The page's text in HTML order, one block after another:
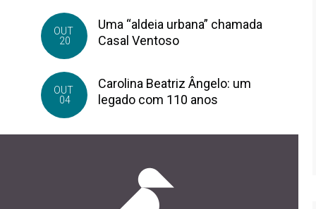
OUT
20
Uma “aldeia urbana” chamada
Casal Ventoso
OUT
04
Carolina Beatriz Ângelo: um
legado com 110 anos